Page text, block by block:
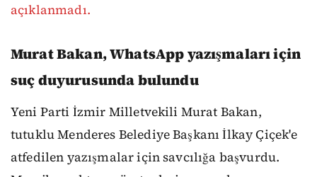
açıklanmadı.
Murat Bakan, WhatsApp yazışmaları için
suç duyurusunda bulundu
Yeni Parti İzmir Milletvekili Murat Bakan,
tutuklu Menderes Belediye Başkanı İlkay Çiçek'e
atfedilen yazışmalar için savcılığa başvurdu.